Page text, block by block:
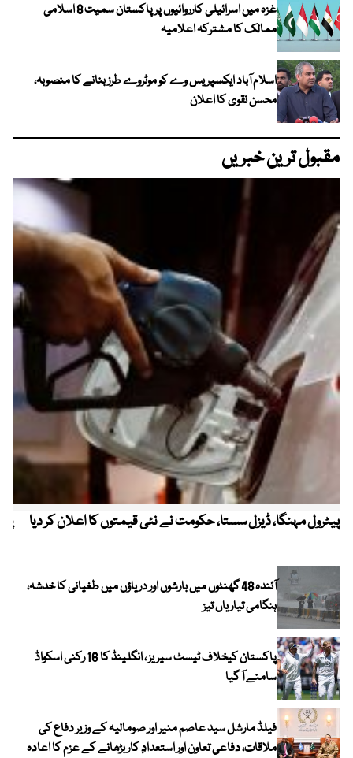
غزہ میں اسرائیلی کارروائیوں پر پاکستان سمیت 8 اسلامی
ممالک کا مشترکہ اعلامیہ
اسلام آباد ایکسپریس وے کو موٹروے طرز بنانے کا منصوبہ،
محسن نقوی کا اعلان
مقبول ترین خبریں
پیٹرول مہنگا، ڈیزل سستا، حکومت نے نئی قیمتوں کا اعلان کر دیا
آئندہ 48 گھنٹوں میں بارشوں اور دریاؤں میں طغیانی کا خدشہ،
ہنگامی تیاریاں تیز
پاکستان کیخلاف ٹیسٹ سیریز ، انگلینڈ کا 16 رکنی اسکواڈ
سامنے آ گیا
فیلڈ مارشل سید عاصم منیر اور صومالیہ کے وزیر دفاع کی
ملاقات، دفاعی تعاون اور استعدادِ کار بڑھانے کے عزم کا اعادہ